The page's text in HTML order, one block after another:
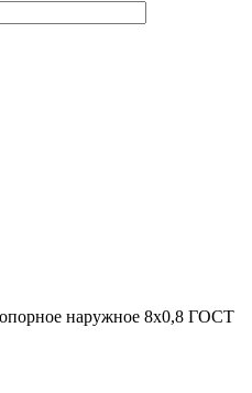
наружное 8х0,8 ГОСТ